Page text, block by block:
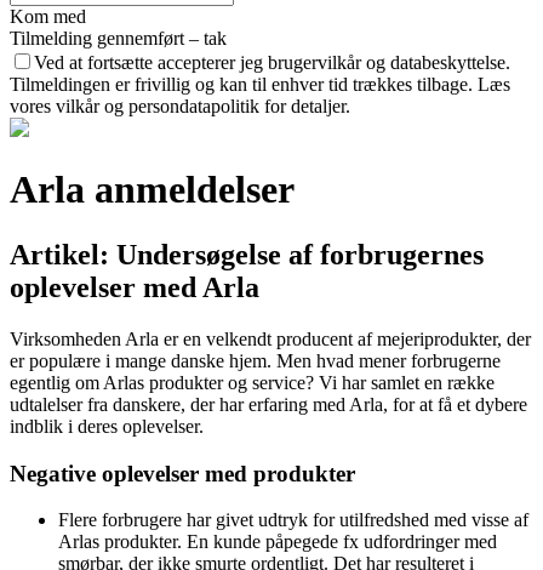
Kom med
Tilmelding gennemført – tak
Ved at fortsætte accepterer jeg brugervilkår og databeskyttelse.
Tilmeldingen er frivillig og kan til enhver tid trækkes tilbage. Læs
vores vilkår og persondatapolitik for detaljer.
Arla anmeldelser
Artikel: Undersøgelse af forbrugernes
oplevelser med Arla
Virksomheden Arla er en velkendt producent af mejeriprodukter, der
er populære i mange danske hjem. Men hvad mener forbrugerne
egentlig om Arlas produkter og service? Vi har samlet en række
udtalelser fra danskere, der har erfaring med Arla, for at få et dybere
indblik i deres oplevelser.
Negative oplevelser med produkter
Flere forbrugere har givet udtryk for utilfredshed med visse af
Arlas produkter. En kunde påpegede fx udfordringer med
smørbar, der ikke smurte ordentligt. Det har resulteret i